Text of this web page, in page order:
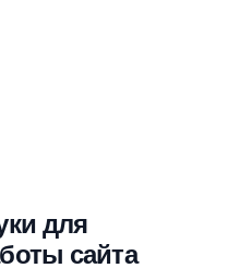
для
сайта